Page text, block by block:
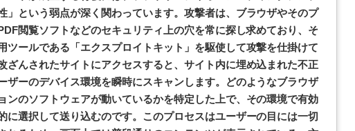
」という弱点が深く関わっています。攻撃者は、ブラウザやそのプ
閲覧ソフトなどのセキュリティ上の穴を常に探し求めており、そ
ツールである「エクスプロイトキット」を駆使して攻撃を仕掛けて
ざんされたサイトにアクセスすると、サイト内に埋め込まれた不正
ザーのデバイス環境を瞬時にスキャンします。どのようなブラウザ
ンのソフトウェアが動いているかを特定した上で、その環境で有効
に選択して送り込むのです。このプロセスはユーザーの目には一切